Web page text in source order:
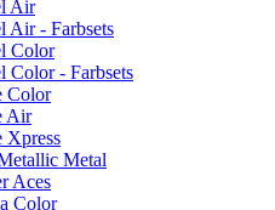
Air
Air - Farbsets
Color
Color - Farbsets
Color
Air
Xpress
Metal
Aces
Color